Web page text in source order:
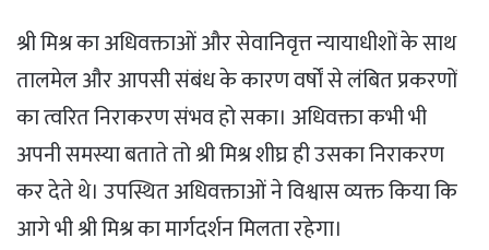
श्री मिश्र का अधिवक्ताओं और सेवानिवृत्त न्यायाधीशों के साथ
तालमेल और आपसी संबंध के कारण वर्षों से लंबित प्रकरणों
का त्वरित निराकरण संभव हो सका। अधिवक्ता कभी भी
अपनी समस्या बताते तो श्री मिश्र शीघ्र ही उसका निराकरण
कर देते थे। उपस्थित अधिवक्ताओं ने विश्वास व्यक्त किया कि
आगे भी श्री मिश्र का मार्गदर्शन मिलता रहेगा।